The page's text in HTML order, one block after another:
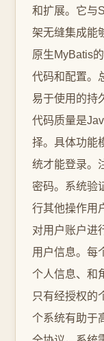
和扩展。它与
架无缝集成能
原生MyBatis
代码和配置。
易于使用的持
代码质量是
择。具体功能
统才能登录。
密码。系统验
行其他操作用
对用户账户进
用户信息。每
个人信息、和
只有经授权的
个系统有助于